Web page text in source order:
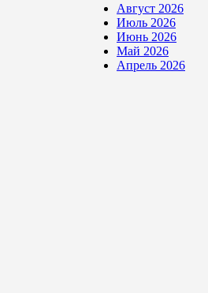
Август 2026
Июль 2026
Июнь 2026
Май 2026
Апрель 2026